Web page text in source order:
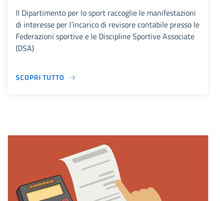
Il Dipartimento per lo sport raccoglie le manifestazioni
di interesse per l’incarico di revisore contabile presso le
Federazioni sportive e le Discipline Sportive Associate
(DSA)
SCOPRI TUTTO